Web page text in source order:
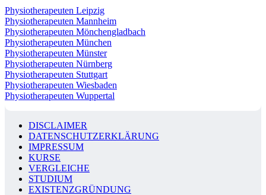
Physiotherapeuten Leipzig
Physiotherapeuten Mannheim
Physiotherapeuten Mönchengladbach
Physiotherapeuten München
Physiotherapeuten Münster
Physiotherapeuten Nürnberg
Physiotherapeuten Stuttgart
Physiotherapeuten Wiesbaden
Physiotherapeuten Wuppertal
DISCLAIMER
DATENSCHUTZERKLÄRUNG
IMPRESSUM
KURSE
VERGLEICHE
STUDIUM
EXISTENZGRÜNDUNG